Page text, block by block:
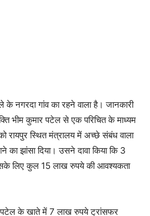
नगरदा गांव का रहने वाला है। जानकारी
भीम कुमार पटेल से एक परिचित के माध्यम
रायपुर स्थित मंत्रालय में अच्छे संबंध वाला
का झांसा दिया। उसने दावा किया कि 3
लिए कुल 15 लाख रुपये की आवश्यकता
पटेल के खाते में 7 लाख रुपये ट्रांसफर